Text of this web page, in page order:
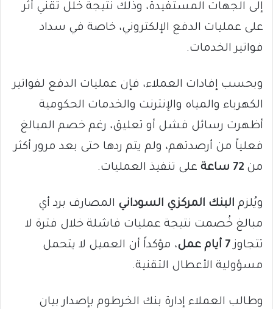
إلى الجهات المستفيدة، وذلك نتيجة خلل تقني أثّر
على عمليات الدفع الإلكتروني، خاصة في سداد
فواتير الخدمات.
وبحسب إفادات العملاء، فإن عمليات الدفع لفواتير
الكهرباء والمياه والإنترنت والخدمات الحكومية
أظهرت رسائل فشل أو تعليق، رغم خصم المبالغ
فعلياً من أرصدتهم، ولم يتم ردها حتى بعد مرور أكثر
من 72 ساعة على تنفيذ العمليات.
ويُلزم البنك المركزي السوداني المصارف برد أي
مبالغ خُصمت نتيجة عمليات فاشلة خلال فترة لا
تتجاوز7 أيام عمل
، مؤكداً أن العميل لا يتحمل
مسؤولية الأعطال التقنية.
وطالب العملاء إدارة بنك الخرطوم بإصدار بيان